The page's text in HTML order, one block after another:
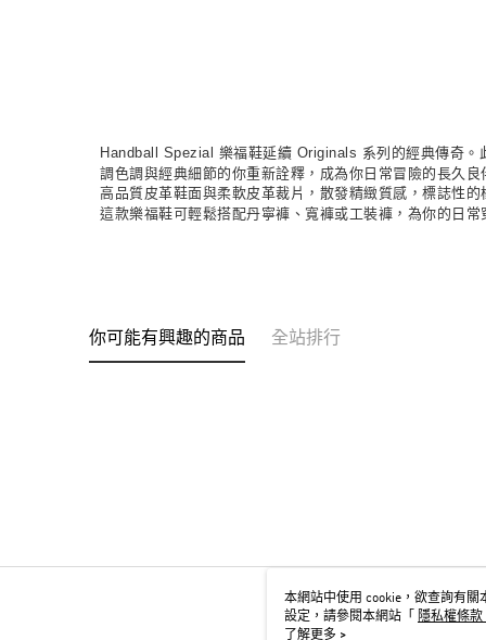
Handball Spezial 樂福鞋延續 Originals 系列的經典傳奇。
調色調與經典細節的你重新詮釋，成為你日常冒險的長久良
高品質皮革鞋面與柔軟皮革裁片，散發精緻質感，標誌性
這款樂福鞋可輕鬆搭配丹寧褲、寬褲或工裝褲，為你的日
你可能有興趣的商品 全站排行
本網站中使用 cookie，欲查詢有關
設定，請參閱本網站「
隱私權條款
用 cookie。
了解更多 >